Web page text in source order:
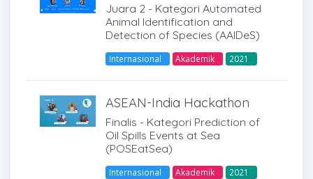
Juara 2 - Kategori Automated
Animal Identification and
Detection of Species (AAIDeS)
Internasional Akademik 2021
ASEAN-India Hackathon
Finalis - Kategori Prediction of
Oil Spills Events at Sea
(POSEatSea)
Internasional Akademik 2021